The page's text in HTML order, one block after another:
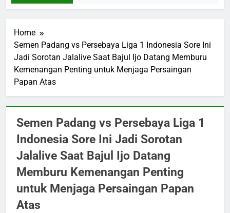
Home
Semen Padang vs Persebaya Liga 1 Indonesia Sore Ini
Jadi Sorotan Jalalive Saat Bajul Ijo Datang Memburu
Kemenangan Penting untuk Menjaga Persaingan
Papan Atas
Semen Padang vs Persebaya Liga 1
Indonesia Sore Ini Jadi Sorotan
Jalalive Saat Bajul Ijo Datang
Memburu Kemenangan Penting
untuk Menjaga Persaingan Papan
Atas